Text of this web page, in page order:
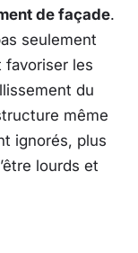
de façade.
seulement
favoriser les
du
même
ignorés, plus
lourds et